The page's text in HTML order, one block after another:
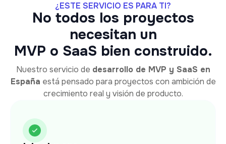
¿ESTE SERVICIO ES PARA TI?
No todos los proyectos
necesitan un
MVP o SaaS bien construido.
Nuestro servicio de desarrollo de MVP y SaaS en
España está pensado para proyectos con ambición de
crecimiento real y visión de producto.